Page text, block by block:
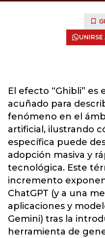
El efecto “Ghibli”
acuñado para
fenómeno en el
artificial, ilustrando
específica puede
adopción masiva y
tecnológica. Este
incremento
ChatGPT (y a una
aplicaciones y
Gemini) tras la
herramienta de